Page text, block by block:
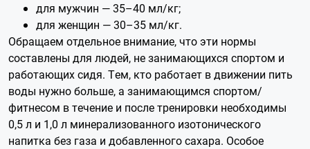
для мужчин — 35–40 мл/кг;
для женщин — 30–35 мл/кг.
Обращаем отдельное внимание, что эти нормы
составлены для людей, не занимающихся спортом и
работающих сидя. Тем, кто работает в движении пить
воды нужно больше, а занимающимся спортом/
фитнесом в течение и после тренировки необходимы
0,5 л и 1,0 л минерализованного изотонического
напитка без газа и добавленного сахара. Особое